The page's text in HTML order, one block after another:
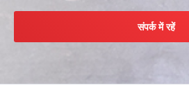
संपर्क में रहें